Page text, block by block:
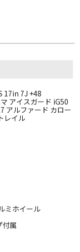
17in 7J +48
アイスガード iG50
アルファード カロー
レイル
ミホイール
付属